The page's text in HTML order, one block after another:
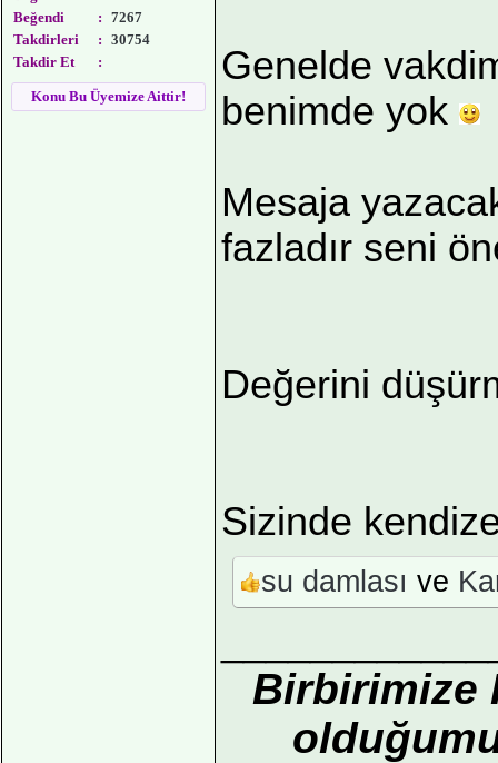
Beğendi
: 7267
Takdirleri
: 30754
Takdir Et
:
Konu Bu Üyemize Aittir!
Genelde
benimde yok
Mesaja
fazladır seni
Değerini
Sizinde
su damlası ve
Birbirimize